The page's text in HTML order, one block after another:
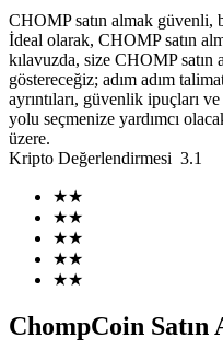
USDT Vadeli İşlemleri
Teminat olarak USDT
CHOMP satın almak güvenli,
İdeal olarak, CHOMP satın
kılavuzda, size CHOMP satın
göstereceğiz; adım adım
ayrıntıları, güvenlik ipuçları
yolu seçmenize yardımcı
üzere.
Kripto Değerlendirmesi 3.1
★★
★★
★★
★★
★★
ChompCoin Satın